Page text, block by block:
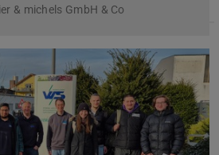
& michels GmbH & Co